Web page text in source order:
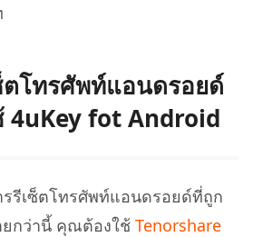
ตโทรศัพท์แอนดรอยด์
4uKey fot Android
รีเซ็ตโทรศัพท์แอนดรอยด์ที่ถูก
ยกว่านี้ คุณต้องใช้ Tenorshare